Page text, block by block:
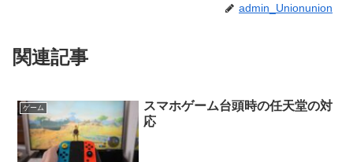
admin_Unionunion
関連記事
ゲーム
スマホゲーム台頭時の任天堂の対
応